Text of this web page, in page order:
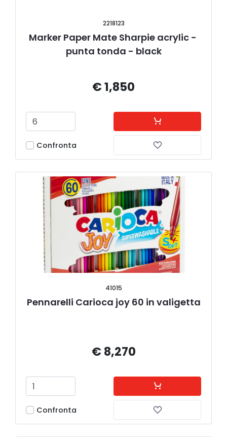
2218123
Marker Paper Mate Sharpie acrylic -
punta tonda - black
€ 1,850
Confronta
41015
Pennarelli Carioca joy 60 in valigetta
€ 8,270
Confronta